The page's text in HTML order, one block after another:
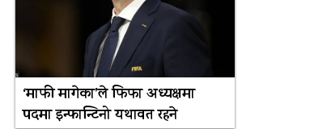
‘माफी मागेका’ले फिफा अध्यक्षमा
पदमा इन्फान्टिनो यथावत रहने